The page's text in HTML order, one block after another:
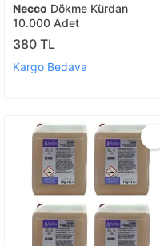
Necco Dökme Kürdan
10.000 Adet
380 TL
Kargo Bedava